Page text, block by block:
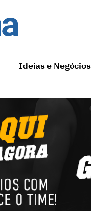
Ideias e Negócios